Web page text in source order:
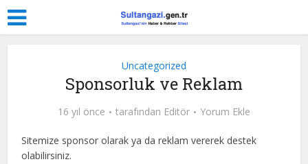
Uncategorized
Sponsorluk ve Reklam
16 yıl önce tarafından Editör Yorum Ekle
Sitemize sponsor olarak ya da reklam vererek destek
olabilirsiniz.